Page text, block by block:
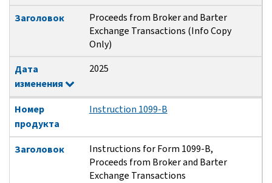
Заголовок
Proceeds from Broker and Barter
Exchange Transactions (Info Copy
Only)
Дата
изменения
2025
Номер
продукта
Instruction 1099-B
Заголовок
Instructions for Form 1099-B,
Proceeds from Broker and Barter
Exchange Transactions